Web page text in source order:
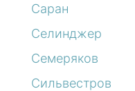
Саран
Селинджер
Семеряков
Сильвестров